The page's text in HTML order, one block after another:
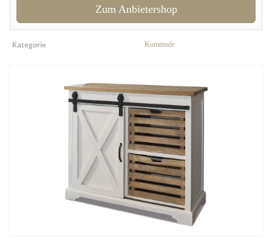
Zum Anbietershop
Kategorie Kommode